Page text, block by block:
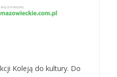
Koleją do kultury. Do